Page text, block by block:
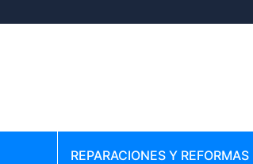
REPARACIONES Y REFORMAS